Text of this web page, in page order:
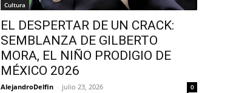
Cultura
EL DESPERTAR DE UN CRACK:
SEMBLANZA DE GILBERTO
MORA, EL NIÑO PRODIGIO DE
MÉXICO 2026
AlejandroDelfin - julio 23, 2026 0